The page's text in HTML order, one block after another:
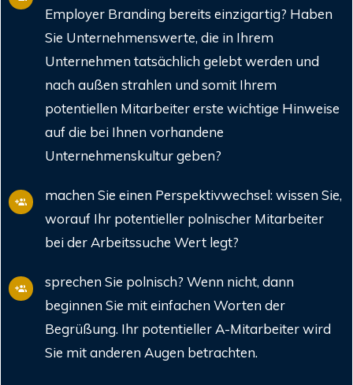
Employer Branding bereits einzigartig? Haben
Sie Unternehmenswerte, die in Ihrem
Unternehmen tatsächlich gelebt werden und
nach außen strahlen und somit Ihrem
potentiellen Mitarbeiter erste wichtige Hinweise
auf die bei Ihnen vorhandene
Unternehmenskultur geben?
machen Sie einen Perspektivwechsel: wissen Sie,
worauf Ihr potentieller polnischer Mitarbeiter
bei der Arbeitssuche Wert legt?
sprechen Sie polnisch? Wenn nicht, dann
beginnen Sie mit einfachen Worten der
Begrüßung. Ihr potentieller A-Mitarbeiter wird
Sie mit anderen Augen betrachten.